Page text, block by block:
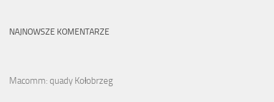
NAJNOWSZE KOMENTARZE
Macomm: quady Kołobrzeg